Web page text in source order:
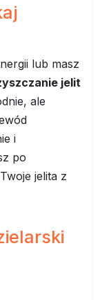
lub masz
jelit
ale
i
po
jelita z